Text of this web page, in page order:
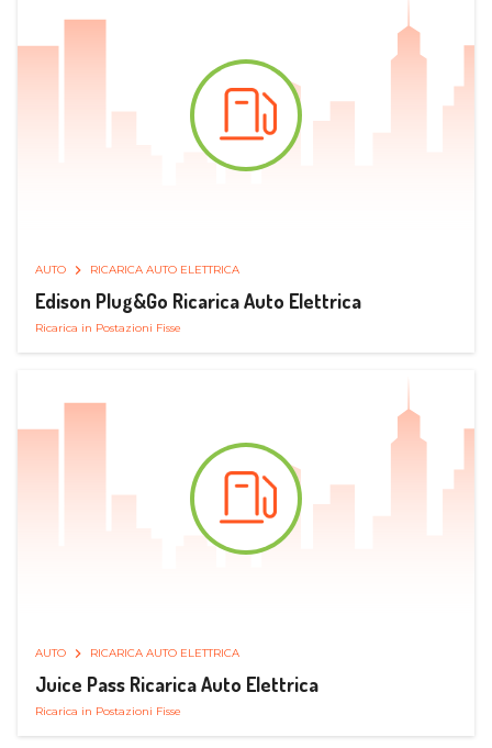
AUTO RICARICA AUTO ELETTRICA
Edison Plug&Go Ricarica Auto Elettrica
Ricarica in Postazioni Fisse
AUTO RICARICA AUTO ELETTRICA
Juice Pass Ricarica Auto Elettrica
Ricarica in Postazioni Fisse